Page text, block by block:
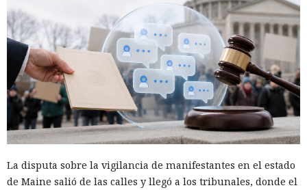
La disputa sobre la vigilancia de manifestantes en el estado
de Maine salió de las calles y llegó a los tribunales, donde el